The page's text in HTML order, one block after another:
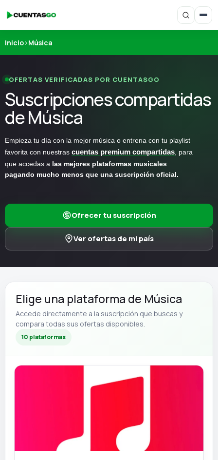
Inicio›Música
OFERTAS VERIFICADAS POR CUENTASGO
Suscripciones compartidas
de Música
Empieza tu día con la mejor música o entrena con tu playlist
favorita con nuestras cuentas premium compartidas , para
que accedas a las mejores plataformas musicales
pagando mucho menos que una suscripción oficial.
Ofrecer tu suscripción
Ver ofertas de mi país
Elige una plataforma de Música
Accede directamente a la suscripción que buscas y
compara todas sus ofertas disponibles.
10 plataformas